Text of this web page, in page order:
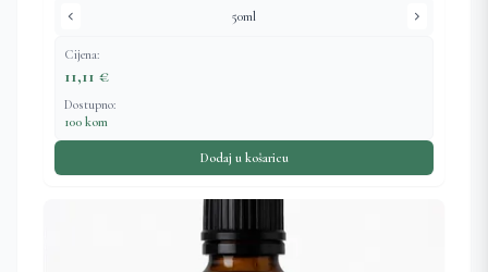
chevron_left 50ml chevron_right
Cijena:
11,11 €
Dostupno:
100 kom
Dodaj u košaricu